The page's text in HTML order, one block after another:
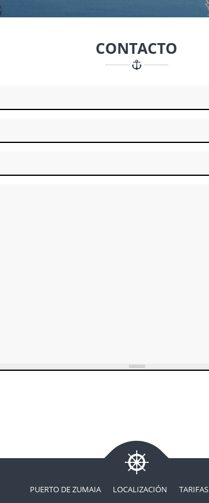
CONTACTO
PUERTO DE ZUMAIA LOCALIZACIÓN TARIFAS